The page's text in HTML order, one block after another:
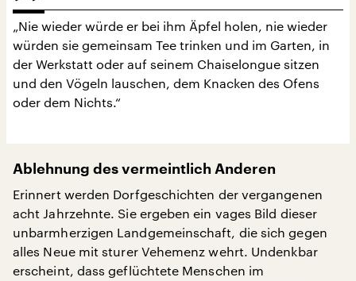
„Nie wieder würde er bei ihm Äpfel holen, nie wieder
würden sie gemeinsam Tee trinken und im Garten, in
der Werkstatt oder auf seinem Chaiselongue sitzen
und den Vögeln lauschen, dem Knacken des Ofens
oder dem Nichts.“
Ablehnung des vermeintlich Anderen
Erinnert werden Dorfgeschichten der vergangenen
acht Jahrzehnte. Sie ergeben ein vages Bild dieser
unbarmherzigen Landgemeinschaft, die sich gegen
alles Neue mit sturer Vehemenz wehrt. Undenkbar
erscheint, dass geflüchtete Menschen im